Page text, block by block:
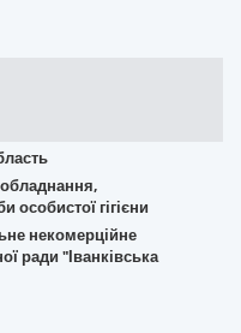
обладнання,
особистої гігієни
некомерційне
ради "Іванківська